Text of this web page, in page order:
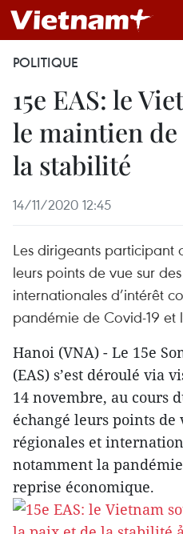
POLITIQUE
15e EAS: le
le maintien
la stabilité
14/11/2020 12:45
Les dirigeants participant
leurs points de vue sur
internationales d’intérêt
pandémie de Covid-19
Hanoi (VNA) - Le 15e
(EAS) s’est déroulé via
14 novembre, au cours
échangé leurs points de
régionales et
notamment la
reprise économique.